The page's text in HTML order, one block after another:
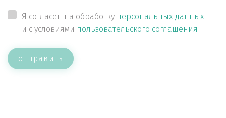
Я согласен на обработку персональных данных
и с условиями пользовательского соглашения
отправить